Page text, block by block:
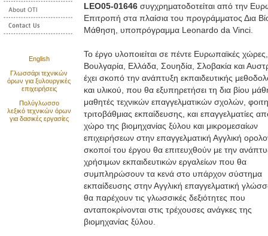
Εnglish
Γλωσσάρι τεχνικών
όρων για ξυλουργικές
επιχειρήσεις
Πολύγλωσσο
λεξικό τεχνικών όρων
για δασικές εργασίες
LEO05-01646 συγχρηματοδοτείται από την
Επιτροπή στα πλαίσια του προγράμματος Δια
Μάθηση, υποπρόγραμμα Leonardo da Vinci.
Το έργο υλοποιείται σε πέντε Ευρωπαϊκές χώρες,
Βουλγαρία, Ελλάδα, Σουηδία, Σλοβακία και
έχει σκοπό την ανάπτυξη εκπαιδευτικής
και υλικού, που θα εξυπηρετήσει τη δια βίου
μαθητές τεχνικών επαγγελματικών σχολών,
τριτοβάθμιας εκπαίδευσης, και επαγγελματίες
χώρο της βιομηχανίας ξύλου και μικρομεσαίων
επιχειρήσεων στην επαγγελματική Αγγλική
σκοποί του έργου θα επιτευχθούν με την
χρήσιμων εκπαιδευτικών εργαλείων που θα
συμπληρώσουν τα κενά στο υπάρχον σύστημα
εκπαίδευσης στην Αγγλική επαγγελματική
θα παρέχουν τις γλωσσικές δεξιότητες που
ανταποκρίνονται στις τρέχουσες ανάγκες της
βιομηχανίας ξύλου.